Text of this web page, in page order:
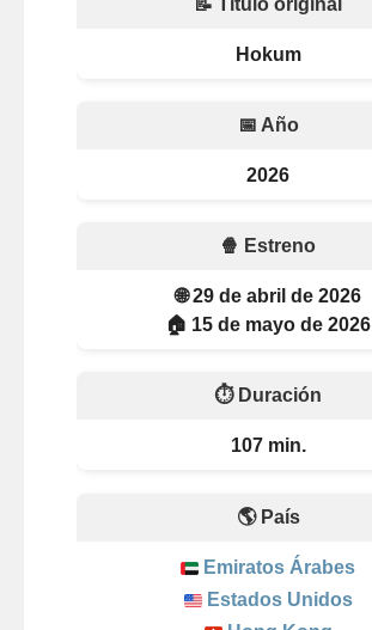
📝 Título original
Hokum
📅 Año
2026
🍿 Estreno
🌐 29 de abril de 2026
🏠 15 de mayo de 2026
⏱️ Duración
107 min.
🌎 País
Emiratos Árabes
Estados Unidos